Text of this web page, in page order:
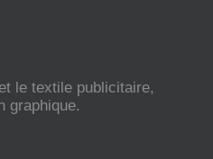
le textile publicitaire,
graphique.